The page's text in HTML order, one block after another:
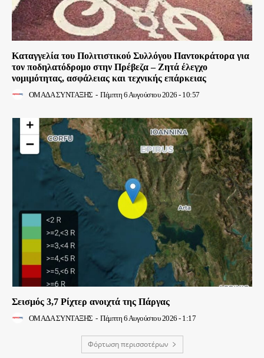
Καταγγελία του Πολιτιστικού Συλλόγου Παντοκράτορα για
τον ποδηλατόδρομο στην Πρέβεζα – Ζητά έλεγχο
νομιμότητας, ασφάλειας και τεχνικής επάρκειας
ΟΜΑΔΑ ΣΥΝΤΑΞΗΣ - Πέμπτη 6 Αυγούστου 2026 - 10:57
Σεισμός 3,7 Ρίχτερ ανοιχτά της Πάργας
ΟΜΑΔΑ ΣΥΝΤΑΞΗΣ - Πέμπτη 6 Αυγούστου 2026 - 1:17
Φόρτωση περισσοτέρων